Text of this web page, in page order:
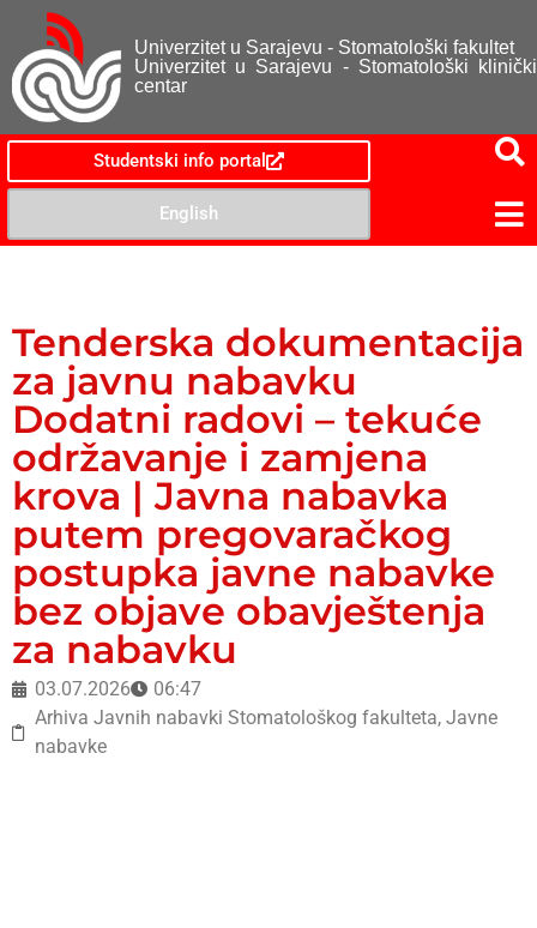
Univerzitet u Sarajevu - Stomatološki fakultet
Univerzitet u Sarajevu - Stomatološki klinički
centar
Studentski info portal
English
Tenderska dokumentacija
za javnu nabavku
Dodatni radovi – tekuće
održavanje i zamjena
krova | Javna nabavka
putem pregovaračkog
postupka javne nabavke
bez objave obavještenja
za nabavku
03.07.2026
06:47
Arhiva Javnih nabavki Stomatološkog fakulteta, Javne
nabavke